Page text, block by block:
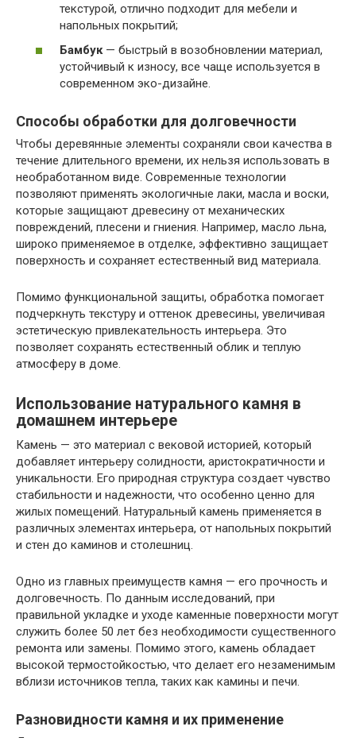
текстурой, отлично подходит для мебели и
напольных покрытий;
Бамбук— быстрый в возобновлении материал,
устойчивый к износу, все чаще используется в
современном эко-дизайне.
Способы обработки для долговечности
Чтобы деревянные элементы сохраняли свои качества в
течение длительного времени, их нельзя использовать в
необработанном виде. Современные технологии
позволяют применять экологичные лаки, масла и воски,
которые защищают древесину от механических
повреждений, плесени и гниения. Например, масло льна,
широко применяемое в отделке, эффективно защищает
поверхность и сохраняет естественный вид материала.
Помимо функциональной защиты, обработка помогает
подчеркнуть текстуру и оттенок древесины, увеличивая
эстетическую привлекательность интерьера. Это
позволяет сохранять естественный облик и теплую
атмосферу в доме.
Использование натурального камня в
домашнем интерьере
Камень — это материал с вековой историей, который
добавляет интерьеру солидности, аристократичности и
уникальности. Его природная структура создает чувство
стабильности и надежности, что особенно ценно для
жилых помещений. Натуральный камень применяется в
различных элементах интерьера, от напольных покрытий
и стен до каминов и столешниц.
Одно из главных преимуществ камня — его прочность и
долговечность. По данным исследований, при
правильной укладке и уходе каменные поверхности могут
служить более 50 лет без необходимости существенного
ремонта или замены. Помимо этого, камень обладает
высокой термостойкостью, что делает его незаменимым
вблизи источников тепла, таких как камины и печи.
Разновидности камня и их применение